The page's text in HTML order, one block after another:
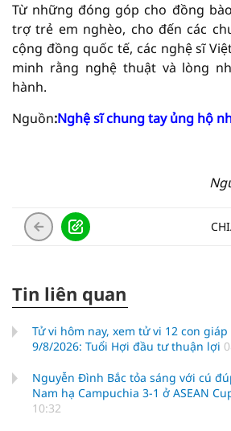
Từ những đóng góp cho đồng
trợ trẻ em nghèo, cho đến các
cộng đồng quốc tế, các nghệ sĩ
minh rằng nghệ thuật và lòng
hành.
Nguồn:Nghệ sĩ chung tay ủng hộ
Tin liên quan
Tử vi hôm nay, xem tử vi 12 con
9/8/2026: Tuổi Hợi đầu tư thuận lợi
Nguyễn Đình Bắc tỏa sáng với cú
Nam hạ Campuchia 3-1 ở ASEAN
10:32